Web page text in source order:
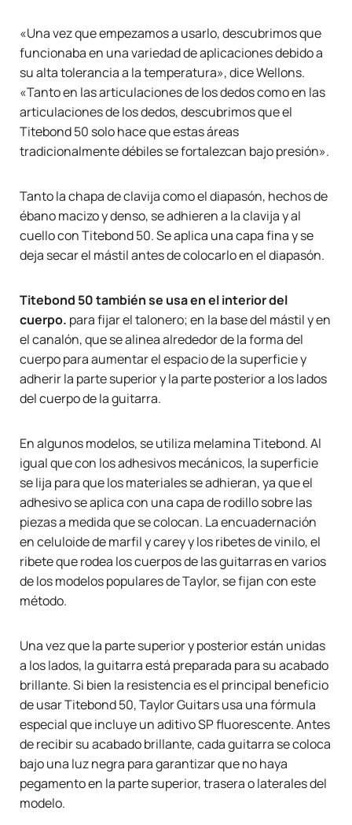
«Una vez que empezamos a usarlo, descubrimos que
funcionaba en una variedad de aplicaciones debido a
su alta tolerancia a la temperatura», dice Wellons.
«Tanto en las articulaciones de los dedos como en las
articulaciones de los dedos, descubrimos que el
Titebond 50 solo hace que estas áreas
tradicionalmente débiles se fortalezcan bajo presión».
Tanto la chapa de clavija como el diapasón, hechos de
ébano macizo y denso, se adhieren a la clavija y al
cuello con Titebond 50. Se aplica una capa fina y se
deja secar el mástil antes de colocarlo en el diapasón.
Titebond 50 también se usa en el interior del
cuerpo. para fijar el talonero; en la base del mástil y en
el canalón, que se alinea alrededor de la forma del
cuerpo para aumentar el espacio de la superficie y
adherir la parte superior y la parte posterior a los lados
del cuerpo de la guitarra.
En algunos modelos, se utiliza melamina Titebond. Al
igual que con los adhesivos mecánicos, la superficie
se lija para que los materiales se adhieran, ya que el
adhesivo se aplica con una capa de rodillo sobre las
piezas a medida que se colocan. La encuadernación
en celuloide de marfil y carey y los ribetes de vinilo, el
ribete que rodea los cuerpos de las guitarras en varios
de los modelos populares de Taylor, se fijan con este
método.
Una vez que la parte superior y posterior están unidas
a los lados, la guitarra está preparada para su acabado
brillante. Si bien la resistencia es el principal beneficio
de usar Titebond 50, Taylor Guitars usa una fórmula
especial que incluye un aditivo SP fluorescente. Antes
de recibir su acabado brillante, cada guitarra se coloca
bajo una luz negra para garantizar que no haya
pegamento en la parte superior, trasera o laterales del
modelo.